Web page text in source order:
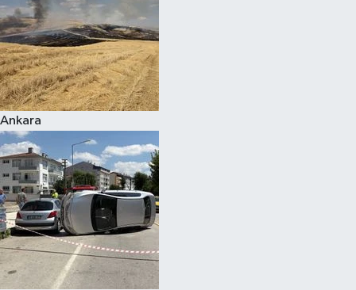
Ankara
Kültür Sanat
Sağlık
Siyaset
Teknoloji
Televizyon
Yaşam-Çevre